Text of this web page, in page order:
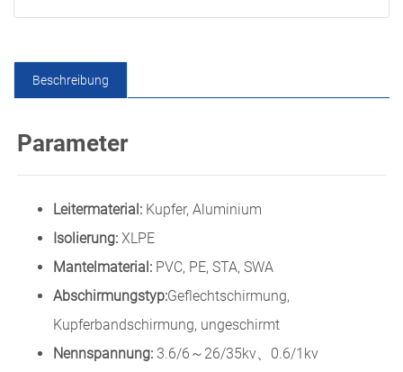
Beschreibung
Parameter
Leitermaterial: Kupfer, Aluminium
Isolierung: XLPE
Mantelmaterial: PVC, PE, STA, SWA
Abschirmungstyp:Geflechtschirmung,
Kupferbandschirmung, ungeschirmt
Nennspannung: 3.6/6～26/35kv、0.6/1kv